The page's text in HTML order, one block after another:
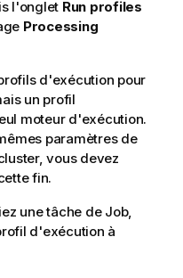
l'onglet Run profiles
Processing
d'exécution pour
un profil
moteur d'exécution.
paramètres de
vous devez
fin.
une tâche de Job,
d'exécution à